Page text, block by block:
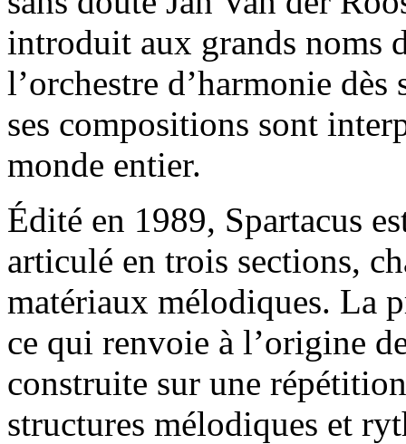
introduit aux grands noms
l’orchestre d’harmonie
ses compositions sont
monde entier.
Édité en 1989, Spartacus
articulé en trois sections,
matériaux mélodiques. La
ce qui renvoie à l’origine
construite sur une
structures mélodiques et